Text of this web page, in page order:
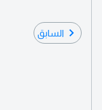
السابق